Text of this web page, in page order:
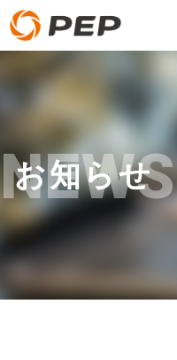
NEWS
お知らせ